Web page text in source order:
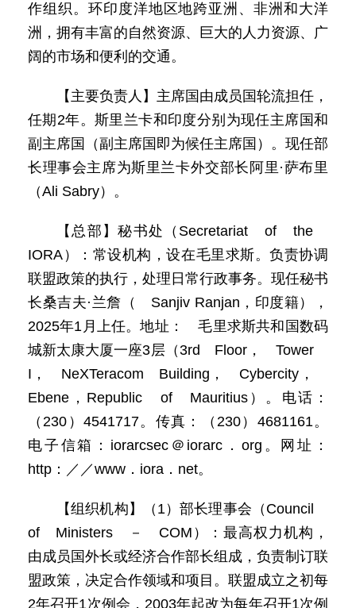
作组织。环印度洋地区地跨亚洲、非洲和大洋
洲，拥有丰富的自然资源、巨大的人力资源、广
阔的市场和便利的交通。
【主要负责人】主席国由成员国轮流担任，
任期2年。斯里兰卡和印度分别为现任主席国和
副主席国（副主席国即为候任主席国）。现任部
长理事会主席为斯里兰卡外交部长阿里·萨布里
（Ali Sabry）。
【总部】秘书处（Secretariat of the
IORA）：常设机构，设在毛里求斯。负责协调
联盟政策的执行，处理日常行政事务。现任秘书
长桑吉夫·兰詹（ Sanjiv Ranjan，印度籍），
2025年1月上任。地址： 毛里求斯共和国数码
城新太康大厦一座3层（3rd Floor， Tower
I， NeXTeracom Building， Cybercity，
Ebene，Republic of Mauritius）。电话：
（230）4541717。传真：（230）4681161。
电子信箱：iorarcsec＠iorarc．org。网址：
http：／／www．iora．net。
【组织机构】（1）部长理事会（Council
of Ministers － COM）：最高权力机构，
由成员国外长或经济合作部长组成，负责制订联
盟政策，决定合作领域和项目。联盟成立之初每
2年召开1次例会，2003年起改为每年召开1次例